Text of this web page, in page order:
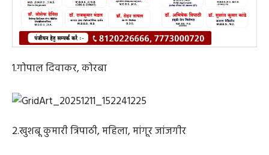
1.गोपाल दिवाकर, कोरबा
2.खुशबू कुमारी त्रिपाठी, महिला, मांगूर जांजगीर